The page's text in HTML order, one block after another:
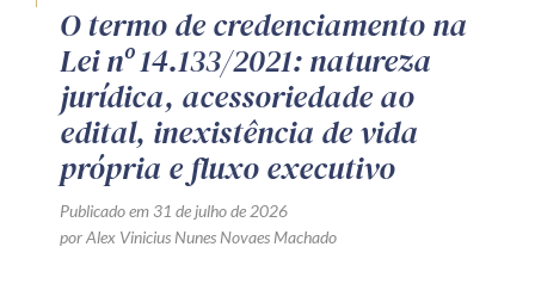
O termo de credenciamento na
Lei nº 14.133/2021: natureza
jurídica, acessoriedade ao
edital, inexistência de vida
própria e fluxo executivo
Publicado em 31 de julho de 2026
por Alex Vinicius Nunes Novaes Machado